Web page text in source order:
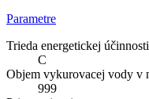
Parametre
Trieda energetickej účinnosti
C
Objem vykurovacej vody v
999